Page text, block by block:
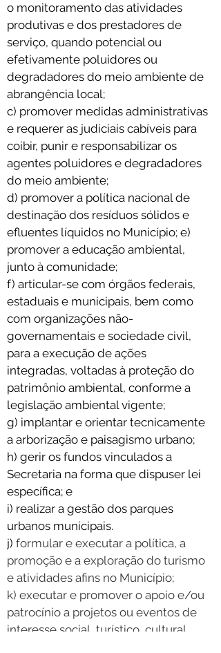
o monitoramento das atividades
produtivas e dos prestadores de
serviço, quando potencial ou
efetivamente poluidores ou
degradadores do meio ambiente de
abrangência local;
c) promover medidas administrativas
e requerer as judiciais cabíveis para
coibir, punir e responsabilizar os
agentes poluidores e degradadores
do meio ambiente;
d) promover a política nacional de
destinação dos resíduos sólidos e
efluentes líquidos no Município; e)
promover a educação ambiental,
junto à comunidade;
f) articular-se com órgãos federais,
estaduais e municipais, bem como
com organizações não-
governamentais e sociedade civil,
para a execução de ações
integradas, voltadas à proteção do
patrimônio ambiental, conforme a
legislação ambiental vigente;
g) implantar e orientar tecnicamente
a arborização e paisagismo urbano;
h) gerir os fundos vinculados a
Secretaria na forma que dispuser lei
específica; e
i) realizar a gestão dos parques
urbanos municipais.
j) formular e executar a política, a
promoção e a exploração do turismo
e atividades afins no Município;
k) executar e promover o apoio e/ou
patrocínio a projetos ou eventos de
interesse social, turístico, cultural,